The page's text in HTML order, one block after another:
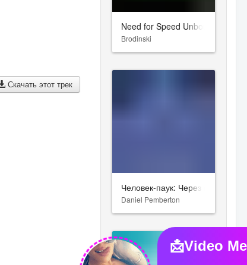
Скачать этот трек
Need for Speed Unbound
Brodinski
Человек-паук: Через вселенные
Daniel Pemberton